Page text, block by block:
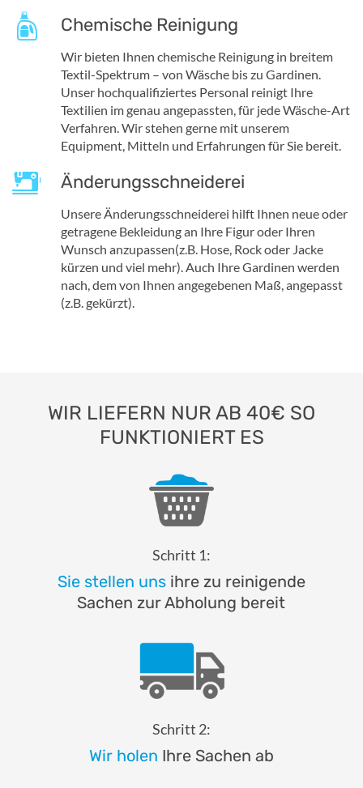
Chemische Reinigung
Wir bieten Ihnen chemische Reinigung in breitem
Textil-Spektrum – von Wäsche bis zu Gardinen.
Unser hochqualifiziertes Personal reinigt Ihre
Textilien im genau angepassten, für jede Wäsche-Art
Verfahren. Wir stehen gerne mit unserem
Equipment, Mitteln und Erfahrungen für Sie bereit.
Änderungsschneiderei
Unsere Änderungsschneiderei hilft Ihnen neue oder
getragene Bekleidung an Ihre Figur oder Ihren
Wunsch anzupassen(z.B. Hose, Rock oder Jacke
kürzen und viel mehr). Auch Ihre Gardinen werden
nach, dem von Ihnen angegebenen Maß, angepasst
(z.B. gekürzt).
WIR LIEFERN NUR AB 40€ SO
FUNKTIONIERT ES
Schritt 1:
Sie stellen unsihre zu reinigende
Sachen zur Abholung bereit
Schritt 2:
Wir holen Ihre Sachen ab